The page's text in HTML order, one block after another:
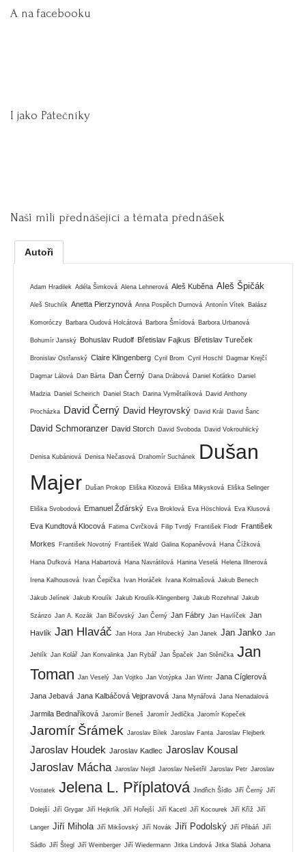
A na facebooku
I jako Pátečníky
Naši milí přednášející a témata přednášek
Autoři
Adam Hradilek Adéla Šimková Alena Lehnerová Aleš Kuběna Aleš Špičák
Aleš Stuchlík Anetta Pierzynová Anna Pospěch Durnová Antonín Vítek Balász
Komoróczy Barbara Oudová Holcátová Barbora Šmídová Barbora Urbanová
Bohumír Janský Bohuslav Rudolf Břetislav Fajkus Břetislav Tureček
Bronislav Ostřanský Claire Klingenberg Cyril Brom Cyril Hoschl Dagmar Krejčí
Dagmar Lálová Dan Bárta Dan Černý Dana Drábová Daniel Koťátko Daniel
Madzia Daniel Scheirich Daniel Stach Darina Vymětalíková David Anthony
Procházka David Černý David Heyrovský David Král David Šanc
David Schmoranzer David Storch David Svoboda David Vokrouhlický
Denisa Kubániová Denisa Nečasová Drahomír Suchánek
Dušan
Majer Dušan Prokop Eliška Klozová Eliška Mikysková Eliška Selinger
Eliška Svobodová Emanuel Žďárský Eva Broklová Eva Höschlová Eva Klusová
Eva Kundtová Klocová Fatima Cvrčková Filip Tvrdý František Flodr František
Morkes František Novotný František Wald Galina Kopaněvová Hana Čížková
Hana Dufková Hana Habartová Hana Navrátilová Hanina Veselá Helena Illnerová
Irena Kalhousová Ivan Čepička Ivan Horáček Ivana Kolmašová Jakub Benech
Jakub Jelínek Jakub Kroulík Jakub Kroulík-Klingenberg Jakub Rozehnal Jakub
Szánzo Jan A. Kozák Jan Bičovský Jan Černý Jan Fábry Jan Havlíček Jan
Havlík Jan Hlaváč Jan Hora Jan Hrubecký Jan Janek Jan Janko Jan
Jehlík Jan Kolář Jan Konvalinka Jan Rybář Jan Špaček Jan Stěnička Jan
Toman
Jan Veselý Jan Vojtko Jan Votýpka Jan Wintr Jana Cíglerová
Jana Jebavá Jana Kalbáčová Vejpravová Jana Mynářová Jana Nenadalová
Jarmila Bednaříková Jaromír Beneš Jaromír Jedlička Jaromír Kopeček
Jaromír Šrámek Jaroslav Bílek Jaroslav Fanta Jaroslav Flejberk
Jaroslav Houdek Jaroslav Kadlec Jaroslav Kousal
Jaroslav Mácha Jaroslav Nejdl Jaroslav Nešetřil Jaroslav Petr Jaroslav
Vostatek Jelena L. Příplatová Jindřich Šídlo Jiří Černý Jiří
Dolejší Jiří Grygar Jiří Hejkrlík Jiří Hořejší Jiří Kacetl Jiří Kocourek Jiří Kříž Jiří
Langer Jiří Mihola Jiří Mikšovský Jiří Novák Jiří Podolský Jiří Přibáň Jiří
Sádlo Jiří Štegl Jiří Weinberger Jiří Wiedermann Jitka Lindová Jitka Slabá Johana